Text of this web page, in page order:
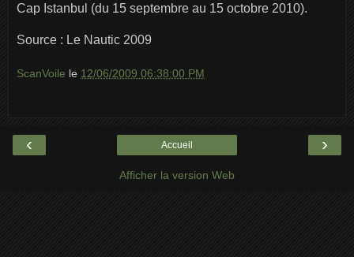
Cap Istanbul (du 15 septembre au 15 octobre 2010).
Source : Le Nautic 2009
ScanVoile le 12/06/2009 06:38:00 PM
‹ ›
Accueil
Afficher la version Web